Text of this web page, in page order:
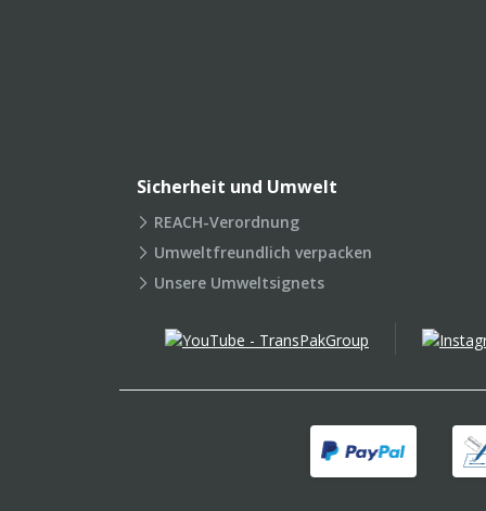
Sicherheit und Umwelt
REACH-Verordnung
Umweltfreundlich verpacken
Unsere Umweltsignets